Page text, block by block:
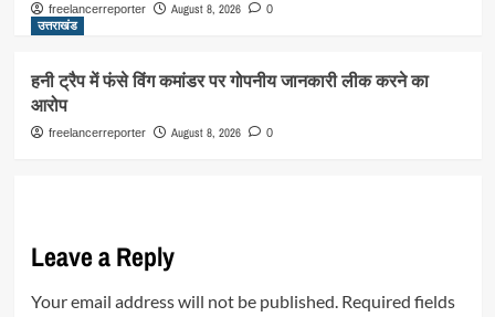
freelancerreporter August 8, 2026 0
उत्तराखंड
हनी ट्रैप में फंसे विंग कमांडर पर गोपनीय जानकारी लीक करने का
आरोप
freelancerreporter August 8, 2026 0
Leave a Reply
Your email address will not be published. Required fields